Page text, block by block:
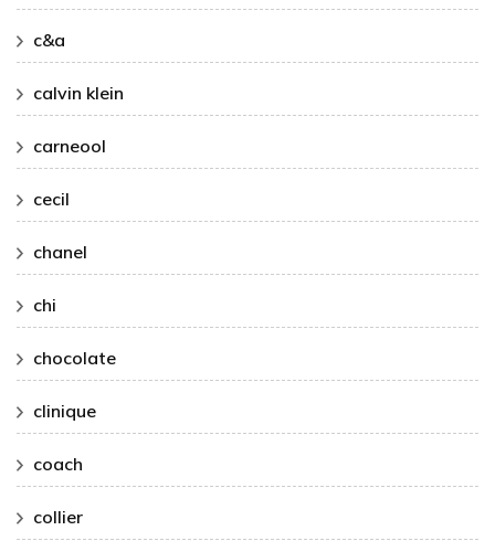
c&a
calvin klein
carneool
cecil
chanel
chi
chocolate
clinique
coach
collier